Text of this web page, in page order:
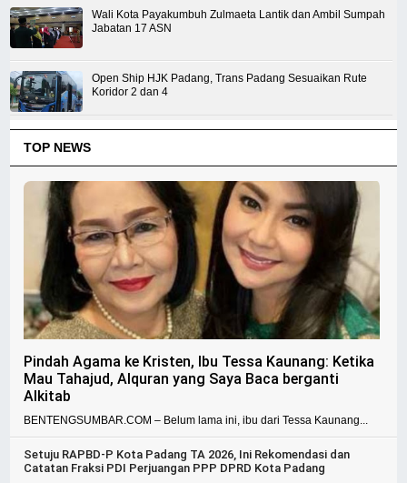
Wali Kota Payakumbuh Zulmaeta Lantik dan Ambil Sumpah
Jabatan 17 ASN
Open Ship HJK Padang, Trans Padang Sesuaikan Rute
Koridor 2 dan 4
TOP NEWS
Pindah Agama ke Kristen, Ibu Tessa Kaunang: Ketika
Mau Tahajud, Alquran yang Saya Baca berganti
Alkitab
BENTENGSUMBAR.COM – Belum lama ini, ibu dari Tessa Kaunang...
Setuju RAPBD-P Kota Padang TA 2026, Ini Rekomendasi dan
Catatan Fraksi PDI Perjuangan PPP DPRD Kota Padang